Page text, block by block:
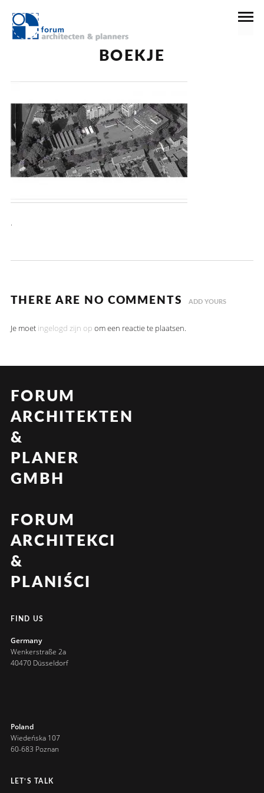
BOEKJE
.
THERE ARE NO COMMENTS ADD YOURS
Je moet ingelogd zijn op om een reactie te plaatsen.
FORUM
ARCHITEKTEN
&
PLANER
GMBH
FORUM
ARCHITEKCI
&
PLANIŚCI
FIND US
Germany
Wenkerstraße 2a
40470 Düsseldorf
Poland
Wiedeńska 107
60-683 Poznan
LET’S TALK